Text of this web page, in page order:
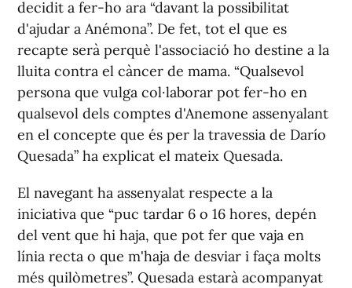
decidit a fer-ho ara “davant la possibilitat
d'ajudar a Anémona”. De fet, tot el que es
recapte serà perquè l'associació ho destine a la
lluita contra el càncer de mama. “Qualsevol
persona que vulga col·laborar pot fer-ho en
qualsevol dels comptes d'Anemone assenyalant
en el concepte que és per la travessia de Darío
Quesada” ha explicat el mateix Quesada.
El navegant ha assenyalat respecte a la
iniciativa que “puc tardar 6 o 16 hores, depén
del vent que hi haja, que pot fer que vaja en
línia recta o que m'haja de desviar i faça molts
més quilòmetres”. Quesada estarà acompanyat